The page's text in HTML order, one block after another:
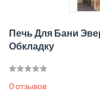
Печь Для Бани
Обкладку
0 отзывов